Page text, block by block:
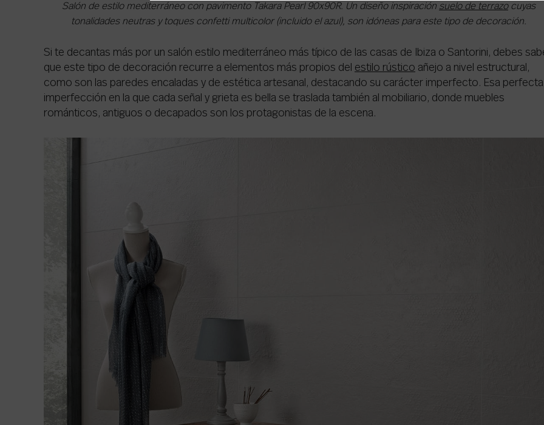
Salón de estilo mediterráneo con pavimento Takara Pearl 90x90R. Un diseño inspiración suelo de terrazocuyas
tonalidades neutras y toques confetti multicolor (incluido el azul), son idóneas para este tipo de decoración.
Si te decantas más por un salón estilo mediterráneo más típico de las casas de Ibiza o Santorini, debes
que este tipo de decoración recurre a elementos más propios del estilo rústico añejo a nivel estructural,
como son las paredes encaladas y de estética artesanal, destacando su carácter imperfecto. Esa perfecta
imperfección en la que cada señal y grieta es bella se traslada también al mobiliario, donde muebles
románticos, antiguos o decapados son los protagonistas de la escena.